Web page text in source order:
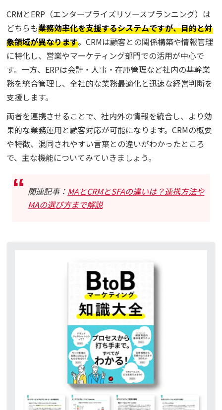
CRMとERP（エンタープライズリソースプランニング）は
どちらも業務効率化を支援するシステムですが、目的と対
象領域が異なります。CRMは顧客との関係構築や情報管理
に特化し、営業やマーケティング部門での活用が中心で
す。一方、ERPは会計・人事・在庫管理など社内の基幹業
務を統合管理し、全社的な業務最適化と迅速な経営判断を
支援します。
両者を連携させることで、社内外の情報を統合し、より効
果的な業務運用と顧客対応が可能になります。CRMの概要
や特徴、混同されやすい言葉との違いがわかったところ
で、主な機能についてみていきましょう。
関連記事： MAとCRMとSFAの違いは？連携方法や
MAの選び方まで解説